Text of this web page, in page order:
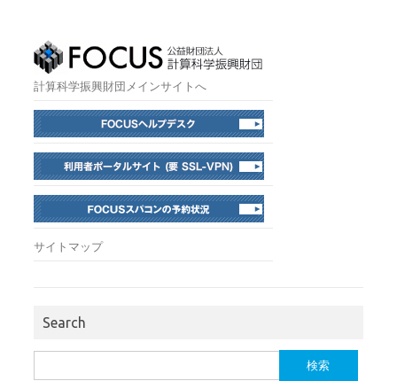
計算科学振興財団メインサイトへ
サイトマップ
Search